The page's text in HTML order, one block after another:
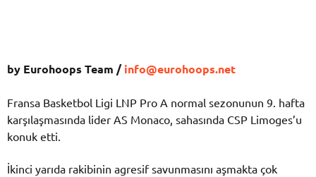
by Eurohoops Team /info@eurohoops.net
Fransa Basketbol Ligi LNP Pro A normal sezonunun 9. hafta
karşılaşmasında lider AS Monaco, sahasında CSP Limoges’u
konuk etti.
İkinci yarıda rakibinin agresif savunmasını aşmakta çok